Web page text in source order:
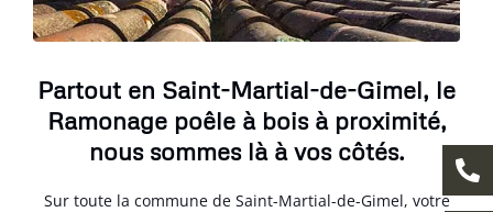
Partout en Saint-Martial-de-Gimel, le
Ramonage poêle à bois à proximité,
nous sommes là à vos côtés.
Sur toute la commune de Saint-Martial-de-Gimel, votre